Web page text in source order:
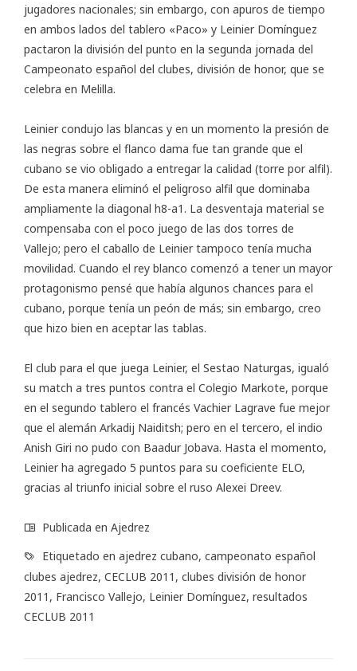
jugadores nacionales; sin embargo, con apuros de tiempo
en ambos lados del tablero «Paco» y Leinier Domínguez
pactaron la división del punto en la segunda jornada del
Campeonato español del clubes, división de honor, que se
celebra en Melilla.
Leinier condujo las blancas y en un momento la presión de
las negras sobre el flanco dama fue tan grande que el
cubano se vio obligado a entregar la calidad (torre por alfil).
De esta manera eliminó el peligroso alfil que dominaba
ampliamente la diagonal h8-a1. La desventaja material se
compensaba con el poco juego de las dos torres de
Vallejo; pero el caballo de Leinier tampoco tenía mucha
movilidad. Cuando el rey blanco comenzó a tener un mayor
protagonismo pensé que había algunos chances para el
cubano, porque tenía un peón de más; sin embargo, creo
que hizo bien en aceptar las tablas.
El club para el que juega Leinier, el Sestao Naturgas, igualó
su match a tres puntos contra el Colegio Markote, porque
en el segundo tablero el francés Vachier Lagrave fue mejor
que el alemán Arkadij Naiditsh; pero en el tercero, el indio
Anish Giri no pudo con Baadur Jobava. Hasta el momento,
Leinier ha agregado 5 puntos para su coeficiente ELO,
gracias al triunfo inicial sobre el ruso Alexei Dreev.
Publicada en Ajedrez
Etiquetado en ajedrez cubano, campeonato español
clubes ajedrez, CECLUB 2011 , clubes división de honor
2011 , Francisco Vallejo, Leinier Domínguez, resultados
CECLUB 2011